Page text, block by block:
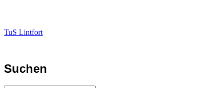
TuS Lintfort
Suchen